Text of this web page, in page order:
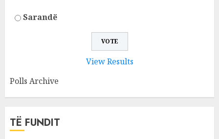
Sarandë
View Results
Polls Archive
TË FUNDIT